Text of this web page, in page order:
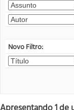
Novo Filtro:
Apresentando 1 de